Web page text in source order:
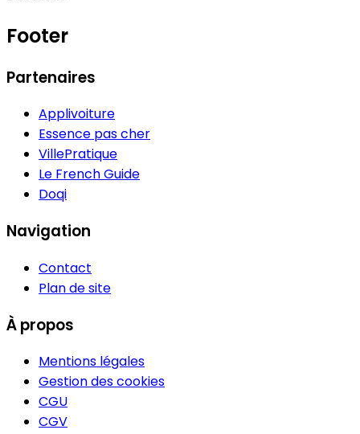
Footer
Partenaires
Applivoiture
Essence pas cher
VillePratique
Le French Guide
Doqi
Navigation
Contact
Plan de site
À propos
Mentions légales
Gestion des cookies
CGU
CGV